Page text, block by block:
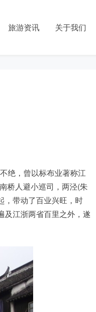
旅游资讯 关于我们
绝，曾以标布业著称江
桥人避小巡司，两泾(朱
，带动了百业兴旺，时
及江浙两省百里之外，遂